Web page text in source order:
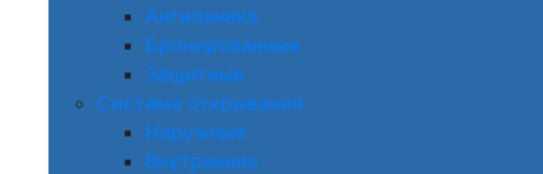
Антипаника
Бронированные
Защитные
Система открывания
Наружные
Внутренние